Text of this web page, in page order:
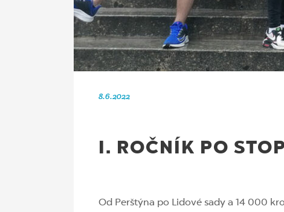
8.6.2022
I. ROČNÍK PO
Od Perštýna po Lidové sady a 14 000